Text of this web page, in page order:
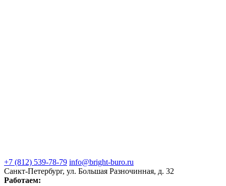
+7 (812) 539-78-79 info@bright-buro.ru
Санкт-Петербург, ул. Большая Разночинная, д. 32
Работаем: